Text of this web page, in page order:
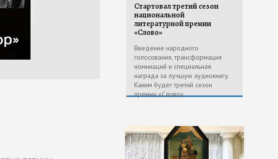
Стартовал третий сезон
национальной
литературной премии
«Слово»
Введение народного
голосования, трансформация
номинаций и специальная
награда за лучшую аудиокнигу.
Каким будет третий сезон
премии «Слово»